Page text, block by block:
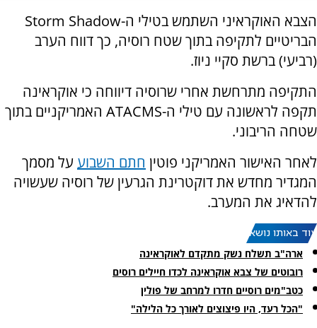
הצבא האוקראיני השתמש בטילי ה-Storm Shadow
הבריטיים לתקיפה בתוך שטח רוסיה, כך דווח הערב
(רביעי) ברשת סקיי ניוז.
התקיפה מתרחשת אחרי שרוסיה דיווחה כי אוקראינה
תקפה לראשונה עם טילי ה-ATACMS האמריקניים בתוך
שטחה הריבוני.
לאחר האישור האמריקני פוטין חתם השבוע על מסמך
המגדיר מחדש את דוקטרינת הגרעין של רוסיה שעשויה
להדאיג את המערב.
עוד באותו נושא:
ארה"ב תשלח נשק מתקדם לאוקראינה
רובוטים של צבא אוקראינה לכדו חיילים רוסים
כטב"מים רוסיים חדרו למרחב של פולין
"הכל רעד, היו פיצוצים לאורך כל הלילה"